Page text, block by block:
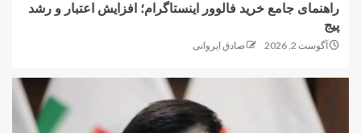
راهنمای جامع خرید فالوور اینستاگرام؛ افزایش اعتبار و رشد
پیج
آگوست 2, 2026 صادق ایروانی